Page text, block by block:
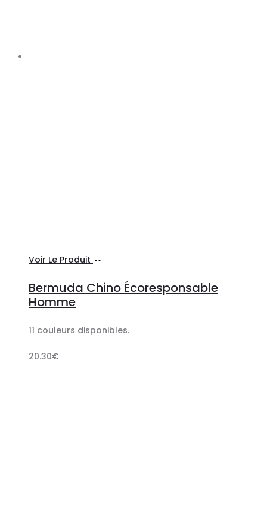
Voir Le Produit
panier
Bermuda Chino Écoresponsable
Homme
11 couleurs disponibles.
20.30€